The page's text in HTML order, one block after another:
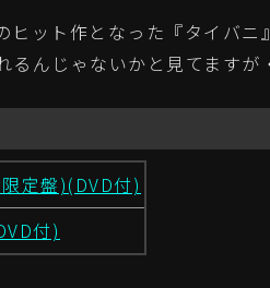
ット作となった『タイバニ
んじゃないかと見てますが
定盤)(DVD付)
付)